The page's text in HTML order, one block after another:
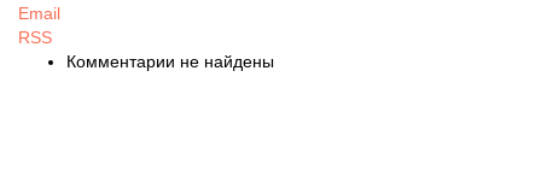
Email
RSS
Комментарии не найдены